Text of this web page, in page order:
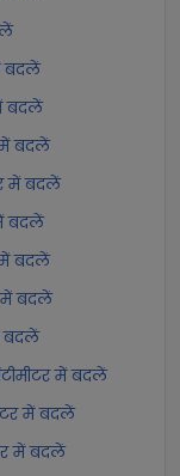
बदलें
बदलें
में बदलें
में बदलें
में बदलें
में बदलें
में बदलें
बदलें
में बदलें
में बदलें
में बदलें